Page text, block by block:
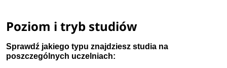
Poziom i tryb studiów
Sprawdź jakiego typu znajdziesz studia na
poszczególnych uczelniach: